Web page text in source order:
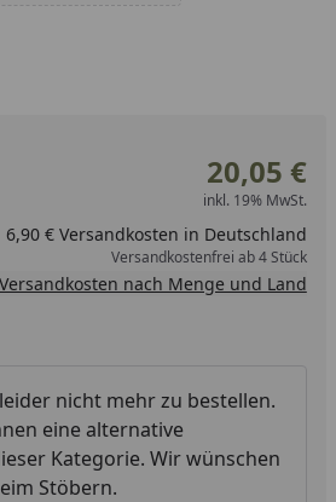
20,05 €
inkl. 19% MwSt.
6,90 € Versandkosten in Deutschland
Versandkostenfrei ab 4 Stück
Versandkosten nach Menge und Land
nicht mehr zu bestellen.
eine alternative
Kategorie. Wir wünschen
Stöbern.